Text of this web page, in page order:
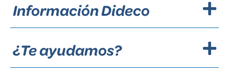
Información Dideco
¿Te ayudamos?